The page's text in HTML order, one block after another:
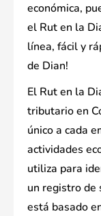
económica,
el Rut en la
línea, fácil y
de Dian!
El Rut en la
tributario en
único a cada
actividades
utiliza para
un registro de
está basado